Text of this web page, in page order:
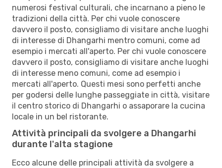
numerosi festival culturali, che incarnano a pieno le
tradizioni della città. Per chi vuole conoscere
davvero il posto, consigliamo di visitare anche luoghi
di interesse di Dhangarhi mentro comuni, come ad
esempio i mercati all'aperto. Per chi vuole conoscere
davvero il posto, consigliamo di visitare anche luoghi
di interesse meno comuni, come ad esempio i
mercati all'aperto. Questi mesi sono perfetti anche
per godersi delle lunghe passeggiate in città, visitare
il centro storico di Dhangarhi o assaporare la cucina
locale in un bel ristorante.
Attività principali da svolgere a Dhangarhi
durante l'alta stagione
Ecco alcune delle principali attività da svolgere a